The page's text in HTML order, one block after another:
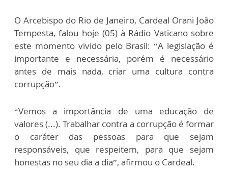
O Arcebispo do Rio de Janeiro, Cardeal Orani João
Tempesta, falou hoje (05) à Rádio Vaticano sobre
este momento vivido pelo Brasil: “A legislação é
importante e necessária, porém é necessário
antes de mais nada, criar uma cultura contra
corrupção”.
“Vemos a importância de uma educação de
valores (...). Trabalhar contra a corrupção é formar
o caráter das pessoas para que sejam
responsáveis, que respeitem, para que sejam
honestas no seu dia a dia”, afirmou o Cardeal.